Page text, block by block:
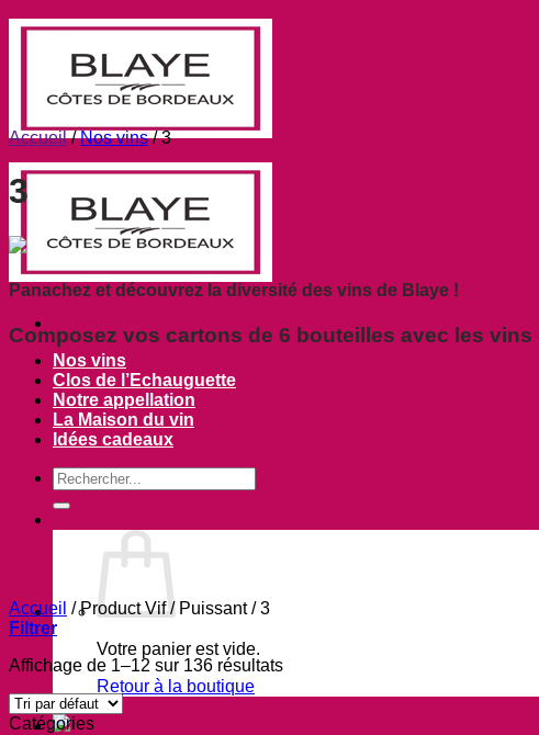
Passer
au
Nos vins
Clos de l’Echauguette
Notre appellation
La Maison du vin
Idées cadeaux
Votre panier est vide.
Retour à la boutique
Accueil /Nos vins /3
3
Panachez et découvrez la diversité des vins de Blaye !
Composez vos cartons de 6 bouteilles avec les
Accueil /Product Vif / Puissant/3
Filtrer
Affichage de 1–12 sur 136 résultatsTrié
Catégories